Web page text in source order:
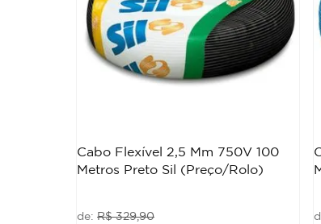
Cabo Flexível 2,5 Mm 750V 100
Metros Preto Sil (Preço/Rolo)
R$ 329,90